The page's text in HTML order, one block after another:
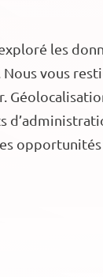
les
Nous vous